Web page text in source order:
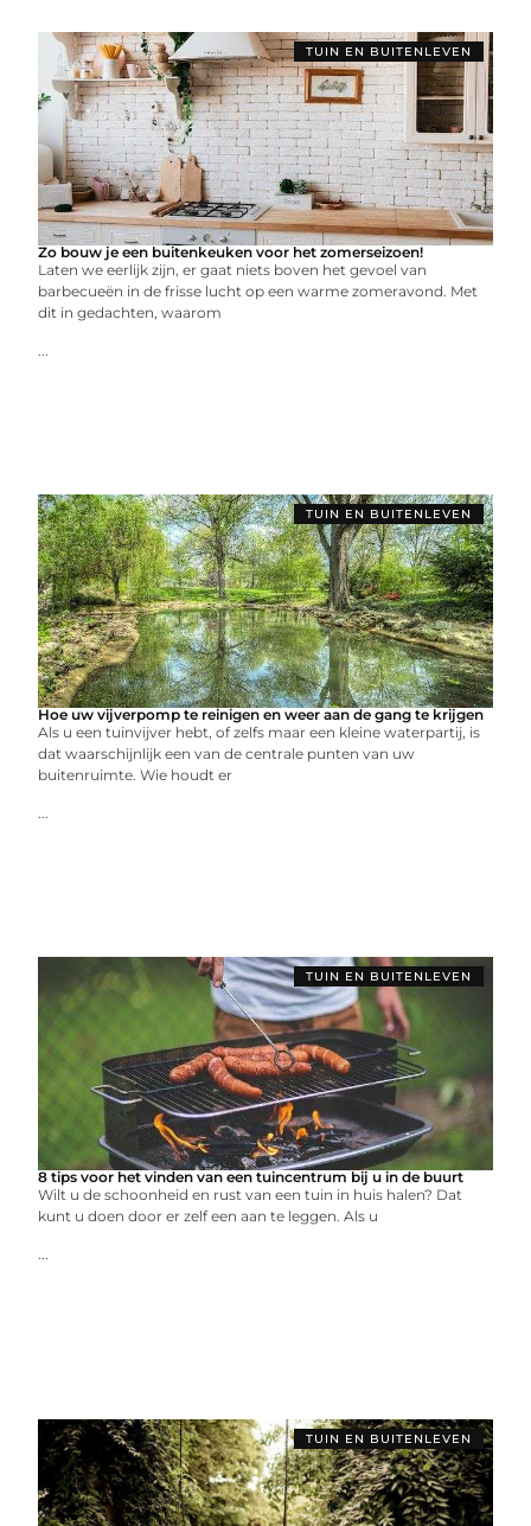
TUIN EN BUITENLEVEN
Zo bouw je een buitenkeuken voor het zomerseizoen!
Laten we eerlijk zijn, er gaat niets boven het gevoel van
barbecueën in de frisse lucht op een warme zomeravond. Met
dit in gedachten, waarom
...
TUIN EN BUITENLEVEN
Hoe uw vijverpomp te reinigen en weer aan de gang te krijgen
Als u een tuinvijver hebt, of zelfs maar een kleine waterpartij, is
dat waarschijnlijk een van de centrale punten van uw
buitenruimte. Wie houdt er
...
TUIN EN BUITENLEVEN
8 tips voor het vinden van een tuincentrum bij u in de buurt
Wilt u de schoonheid en rust van een tuin in huis halen? Dat
kunt u doen door er zelf een aan te leggen. Als u
...
TUIN EN BUITENLEVEN